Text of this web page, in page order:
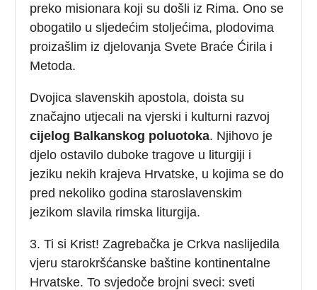
preko misionara koji su došli iz Rima. Ono se
obogatilo u sljedećim stoljećima, plodovima
proizašlim iz djelovanja Svete Braće Ćirila i
Metoda.
Dvojica slavenskih apostola, doista su
značajno utjecali na vjerski i kulturni razvoj
cijelog Balkanskog poluotoka. Njihovo je
djelo ostavilo duboke tragove u liturgiji i
jeziku nekih krajeva Hrvatske, u kojima se do
pred nekoliko godina staroslavenskim
jezikom slavila rimska liturgija.
3. Ti si Krist! Zagrebačka je Crkva naslijedila
vjeru starokršćanske baštine kontinentalne
Hrvatske. To svjedoče brojni sveci: sveti